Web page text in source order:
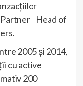
| Head of
2005 și 2014,
cu active
200